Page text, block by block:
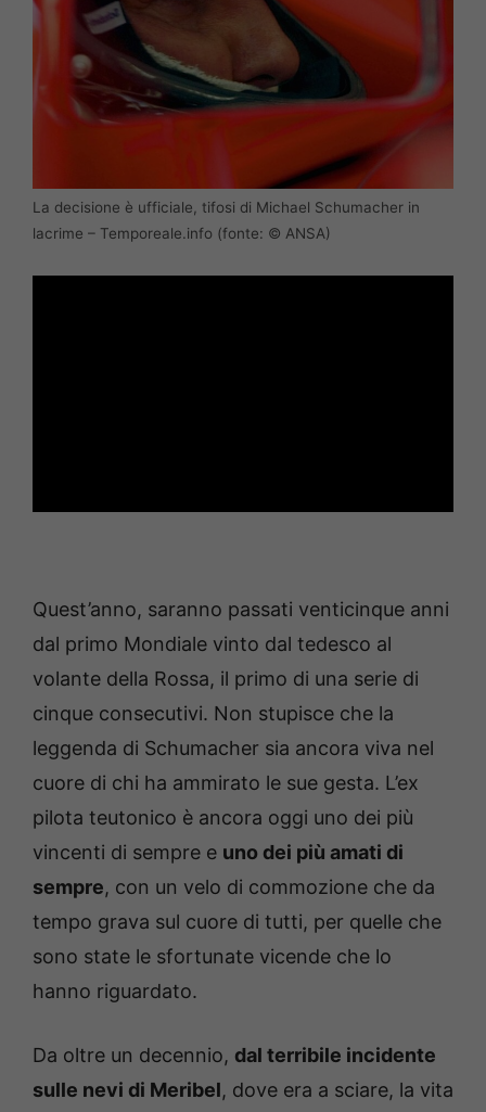
La decisione è ufficiale, tifosi di Michael Schumacher in
lacrime – Temporeale.info (fonte: © ANSA)
Quest’anno, saranno passati venticinque anni
dal primo Mondiale vinto dal tedesco al
volante della Rossa, il primo di una serie di
cinque consecutivi. Non stupisce che la
leggenda di Schumacher sia ancora viva nel
cuore di chi ha ammirato le sue gesta. L’ex
pilota teutonico è ancora oggi uno dei più
vincenti di sempre e uno dei più amati di
sempre, con un velo di commozione che da
tempo grava sul cuore di tutti, per quelle che
sono state le sfortunate vicende che lo
hanno riguardato.
Da oltre un decennio, dal terribile incidente
sulle nevi di Meribel, dove era a sciare, la vita